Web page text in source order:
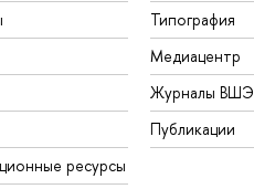
ресурсы
Типография
Медиацентр
Журналы ВШЭ
Публикации